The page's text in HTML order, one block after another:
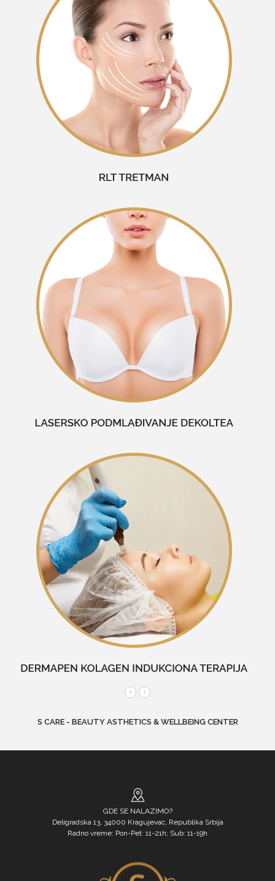
S CARE - BEAUTY ASTHETICS & WELLBEING CENTER
GDE SE NALAZIMO?
Deligradska 13, 34000 Kragujevac, Republika Srbija
Radno vreme: Pon-Pet: 11-21h; Sub: 11-19h